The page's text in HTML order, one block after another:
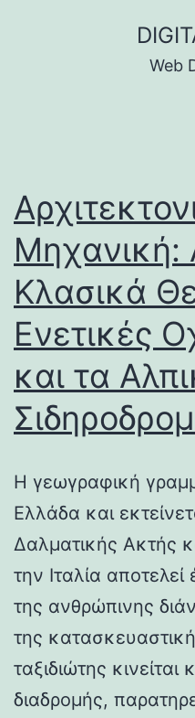
Web
Μηχανική:
Κλασικά
Ενετικές
και τα
Η γεωγραφική
Ελλάδα και
Δαλματικής Ακτής
την Ιταλία
της ανθρώπινης
της
ταξιδιώτης
διαδρομής,